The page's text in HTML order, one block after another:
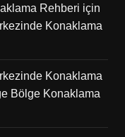
Rehberi için
Konaklama
Konaklama
Bölge Konaklama